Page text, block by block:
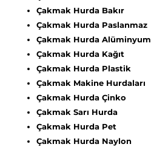
Çakmak Hurda Bakır
Çakmak Hurda Paslanmaz
Çakmak Hurda Alüminyum
Çakmak Hurda Kağıt
Çakmak Hurda Plastik
Çakmak Makine Hurdaları
Çakmak Hurda Çinko
Çakmak Sarı Hurda
Çakmak Hurda Pet
Çakmak Hurda Naylon